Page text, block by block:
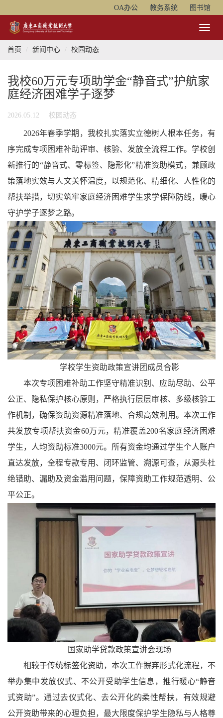
OA办公 教务系统 图书馆
Toggle
首页
新闻中心 校园动态
我校60万元专项助学金“静音式”护航家
庭经济困难学子逐梦
2026.05.12 校园动态
2026年春季学期，我校扎实落实立德树人根本任务，有
序完成专项困难补助评审、核验、发放全流程工作。学校创
新推行的“静音式、零标签、隐形化”精准资助模式，兼顾政
策落地实效与人文关怀温度，以规范化、精细化、人性化的
帮扶举措，切实筑牢家庭经济困难学生求学保障防线，暖心
守护学子逐梦之路。
学校学生资助政策宣讲团成员合影
本次专项困难补助工作坚守精准识别、应助尽助、公平
公正、隐私保护核心原则，严格执行层层审核、多级核验工
作机制，确保资助资源精准落地、合规高效利用。本次工作
共发放专项帮扶资金60万元，精准覆盖200名家庭经济困难
学生，人均资助标准3000元。所有资金均通过学生个人账户
直达发放，全程专款专用、闭环监管、溯源可查，从源头杜
绝错助、漏助及资金滥用问题，保障资助工作规范透明、公
平公正。
国家助学贷款政策宣讲会现场
相较于传统标签化资助，本次工作摒弃形式化流程，不
举办集中发放仪式、不公开受助学生信息，推行暖心“静音
式资助”。通过去仪式化、去公开化的柔性帮扶，有效规避
公开资助带来的心理负担，最大限度保护学生隐私与人格尊